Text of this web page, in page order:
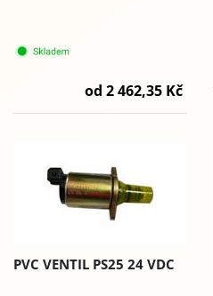
od 2 462,35 Kč
PVC VENTIL PS25 24 VDC